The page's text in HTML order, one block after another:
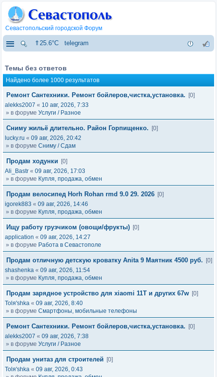
Севастопольский городской Форум
⇑25.6°C telegram
Темы без ответов
Найдено более 1000 результатов
Ремонт Сантехники. Ремонт бойлеров,чистка,установка.
[0]
alekks2007 « 10 авг, 2026, 7:33
» в форуме Услуги / Разное
Сниму жильё длительно. Район Горпищенко.
[0]
lucky.ru « 09 авг, 2026, 20:42
» в форуме Сниму / Сдам
Продам ходунки
[0]
Ali_Bastr « 09 авг, 2026, 17:03
» в форуме Купля, продажа, обмен
Продам велосипед Horh Rohan rmd 9.0 29. 2026 [0]
igorek883 « 09 авг, 2026, 14:46
» в форуме Купля, продажа, обмен
Ищу работу грузчиком (овощи/фрукты) [0]
application « 09 авг, 2026, 14:27
» в форуме Работа в Севастополе
Продам отличную детскую кроватку Anita 9 Маятник 4500 руб.
[0]
shashenka « 09 авг, 2026, 11:54
» в форуме Купля, продажа, обмен
Продам зарядное устройство для xiaomi 11T и других 67w [0]
Tolя'shka « 09 авг, 2026, 8:40
» в форуме Смартфоны, мобильные телефоны
Ремонт Сантехники. Ремонт бойлеров,чистка,установка.
[0]
alekks2007 « 09 авг, 2026, 7:38
» в форуме Услуги / Разное
Продам унитаз для строителей
[0]
Tolя'shka « 09 авг, 2026, 0:43